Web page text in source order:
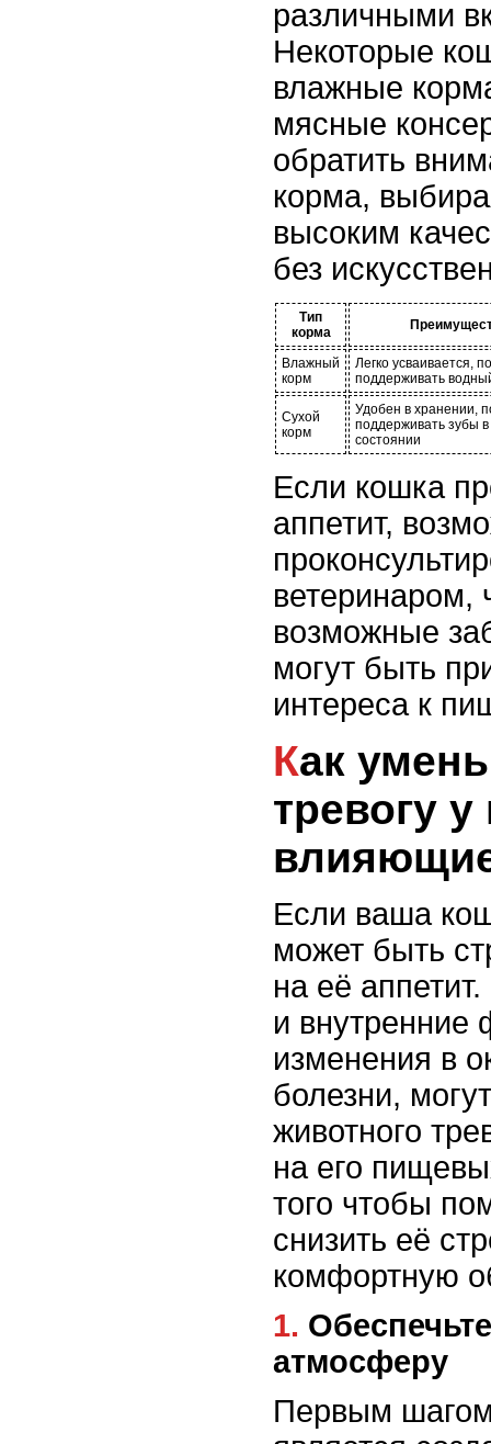
различными
Некоторые
влажные
мясные
обратить
корма,
высоким
без
Тип
корма
Влажный
корм
Легко усваивается,
поддерживать
Сухой
корм
Удобен в хранении,
поддерживать зубы
состоянии
Если кошка
аппетит,
ветеринаром,
возможные
могут быть
интереса к
Как уменьшить стресс и
тревогу
Если ваша
может быть
на её
и внутренние
изменения в
болезни,
животного
на его
того чтобы
снизить её
комфортную
1. Обеспечьте спокойную
атмосферу
Первым